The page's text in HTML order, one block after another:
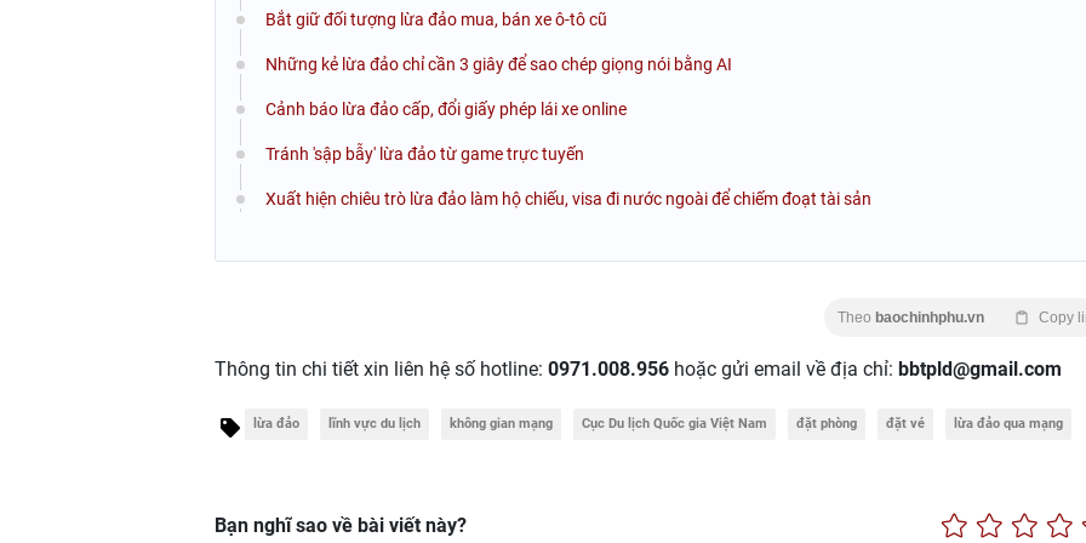
Bắt giữ đối tượng lừa đảo mua, bán xe ô-tô cũ
Những kẻ lừa đảo chỉ cần 3 giây để sao chép giọng nói bằng AI
Cảnh báo lừa đảo cấp, đổi giấy phép lái xe online
Tránh 'sập bẫy' lừa đảo từ game trực tuyến
Xuất hiện chiêu trò lừa đảo làm hộ chiếu, visa đi nước ngoài để chiếm đoạt tài sản
Theo baochinhphu.vn Copy
Thông tin chi tiết xin liên hệ số hotline: 0971.008.956 hoặc gửi email về địa chỉ: bbtpld@gmail.com
lừa đảo lĩnh vực du lịch không gian mạng Cục Du lịch Quốc gia Việt Nam đặt phòng đặt vé lừa đảo qua mạng
Bạn nghĩ sao về bài viết này?